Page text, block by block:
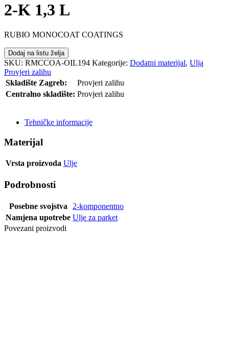
2-K 1,3 L
RUBIO MONOCOAT COATINGS
Dodaj na listu želja
SKU: RMCCOA-OIL194 Kategorije: Dodatni materijal, Ulja
Provjeri zalihu
Skladište Zagreb:
Provjeri zalihu
Centralno skladište: Provjeri zalihu
Tehničke informacije
Materijal
Vrsta proizvoda Ulje
Podrobnosti
Posebne svojstva
2-komponentno
Namjena upotrebe Ulje za parket
Povezani proizvodi